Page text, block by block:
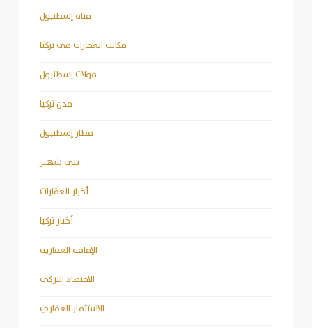
قناة إسطنبول
مكاتب العقارات في تركيا
مولات إسطنبول
مدن تركيا
مطار إسطنبول
يني شهير
أخبار العقارات
أخبار تركيا
الإقامة العقارية
الاقتصاد التركي
الاستثمار العقاري